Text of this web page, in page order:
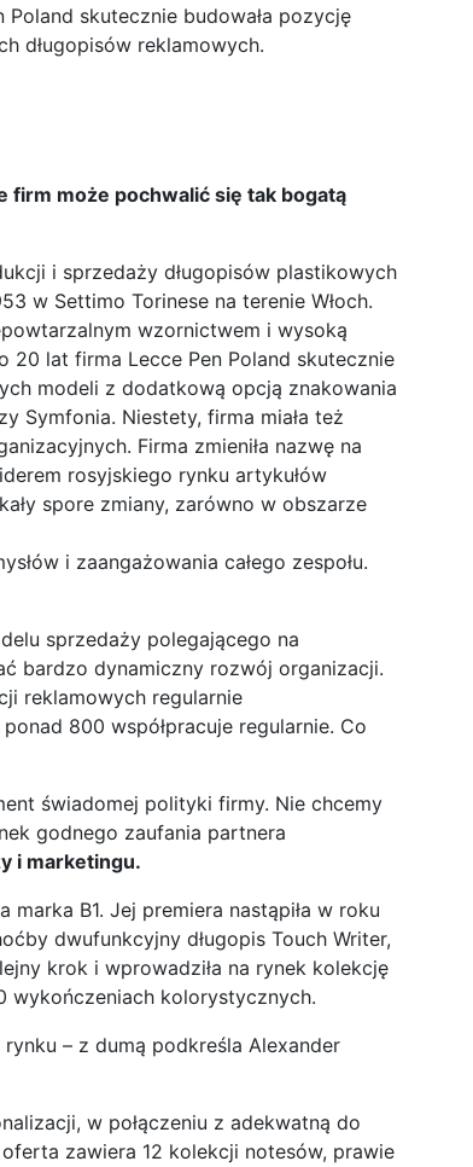
skutecznie budowała pozycję
długopisów reklamowych.
firm może pochwalić się tak bogatą
i sprzedaży długopisów plastikowych
w Settimo Torinese na terenie Włoch.
wzornictwem i wysoką
20 lat firma Lecce Pen Poland skutecznie
modeli z dodatkową opcją znakowania
Symfonia. Niestety, firma miała też
Firma zmieniła nazwę na
rosyjskiego rynku artykułów
spore zmiany, zarówno w obszarze
i zaangażowania całego zespołu.
sprzedaży polegającego na
bardzo dynamiczny rozwój organizacji.
reklamowych regularnie
800 współpracuje regularnie. Co
świadomej polityki firmy. Nie chcemy
godnego zaufania partnera
i marketingu.
B1. Jej premiera nastąpiła w roku
dwufunkcyjny długopis Touch Writer,
krok i wprowadziła na rynek kolekcję
wykończeniach kolorystycznych.
– z dumą podkreśla Alexander
w połączeniu z adekwatną do
zawiera 12 kolekcji notesów, prawie